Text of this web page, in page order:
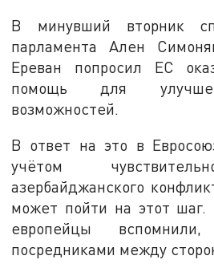
В минувший вторник
парламента Ален
Ереван попросил ЕС
помощь для
возможностей.
В ответ на это в
учётом
азербайджанского
может пойти на этот шаг.
европейцы
посредниками между